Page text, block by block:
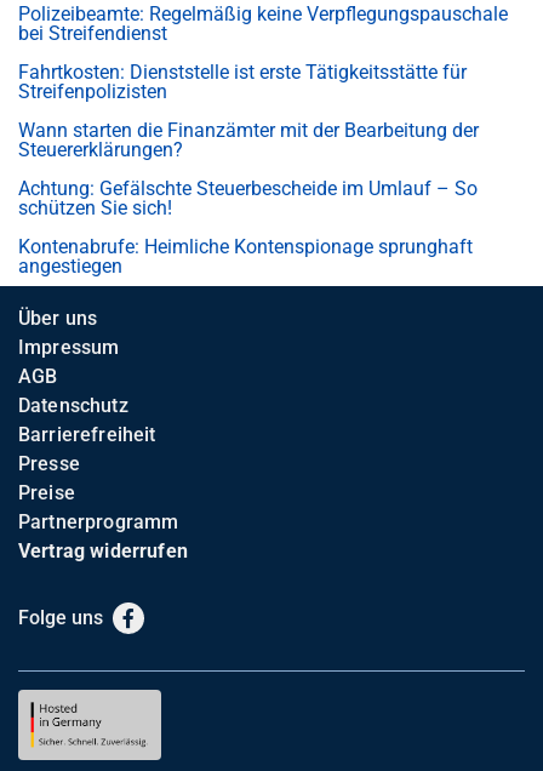
Polizeibeamte: Regelmäßig keine Verpflegungspauschale
bei Streifendienst
Fahrtkosten: Dienststelle ist erste Tätigkeitsstätte für
Streifenpolizisten
Wann starten die Finanzämter mit der Bearbeitung der
Steuererklärungen?
Achtung: Gefälschte Steuerbescheide im Umlauf – So
schützen Sie sich!
Kontenabrufe: Heimliche Kontenspionage sprunghaft
angestiegen
Über uns
Impressum
AGB
Datenschutz
Barrierefreiheit
Presse
Preise
Partnerprogramm
Vertrag widerrufen
Folge uns Facebook